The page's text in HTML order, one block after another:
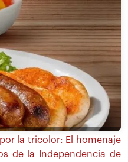
la tricolor: El homenaje
de la Independencia de